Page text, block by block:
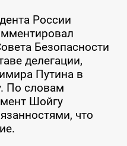
России
Безопасности
делегации,
Путина в
По словам
Шойгу
что